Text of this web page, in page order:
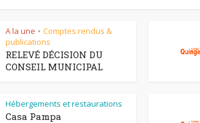
A la une • Comptes rendus &
publications
RELEVÉ DÉCISION DU
CONSEIL MUNICIPAL
Hébergements et restaurations
Casa Pampa